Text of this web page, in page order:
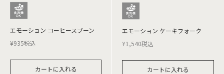
エモーション コーヒースプーン
¥935税込
カートに入れる
エモーション ケーキフォーク
¥1,540税込
カートに入れる